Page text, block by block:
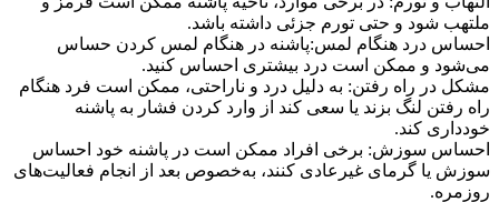
ملتهب شود و حتی تورم جزئی داشته باشد.
احساس درد هنگام لمس:پاشنه در هنگام لمس کردن حساس
می‌شود و ممکن است درد بیشتری احساس کنید.
مشکل در راه رفتن: به دلیل درد و ناراحتی، ممکن است فرد هنگام
راه رفتن لنگ بزند یا سعی کند از وارد کردن فشار به پاشنه
خودداری کند.
احساس سوزش: برخی افراد ممکن است در پاشنه خود احساس
سوزش یا گرمای غیرعادی کنند، به‌خصوص بعد از انجام فعالیت‌های
روزمره.